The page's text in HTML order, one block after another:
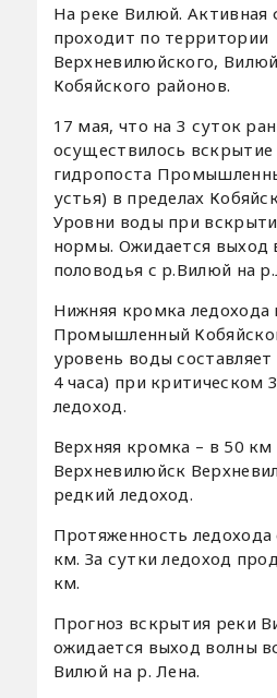
На реке Вилюй. Активная
проходит по территории
Верхневилюйского,
Кобяйского районов.
17 мая, что на 3 суток
осуществилось
гидропоста
устья) в пределах
Уровни воды при
нормы. Ожидается выход
половодья с р.Вилюй на
Нижняя кромка ледохода
Промышленный
уровень воды
4 часа) при критическом
ледоход.
Верхняя кромка – в 50
Верхневилюйск
редкий ледоход.
Протяженность ледохода
км. За сутки ледоход
км.
Прогноз вскрытия реки
ожидается выход волны
Вилюй на р. Лена.